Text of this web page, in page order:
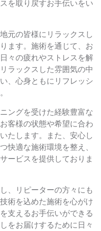
を取り戻すお手伝いをい
元の皆様にリラックスし
ます。施術を通じて、お
々の疲れやストレスを解
ラックスした雰囲気の中
、心身ともにリフレッシ
ングを受けた経験豊富な
客様の状態や希望に合わ
たします。また、安心し
快適な施術環境を整え、
ービスを提供しておりま
、リピーターの方々にも
術を込めた施術を心がけ
支えるお手伝いができる
をお届けするために日々